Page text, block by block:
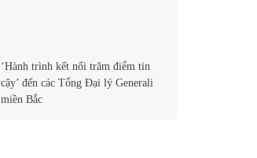
‘Hành trình kết nối trăm điểm tin
cậy’ đến các Tổng Đại lý Generali
miền Bắc